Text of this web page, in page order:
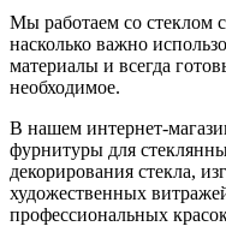
Мы работаем со стеклом
насколько важно
материалы и всегда
необходимое.
В нашем интернет-
фурнитуры для
декорирования стекла,
художественных
профессиональных